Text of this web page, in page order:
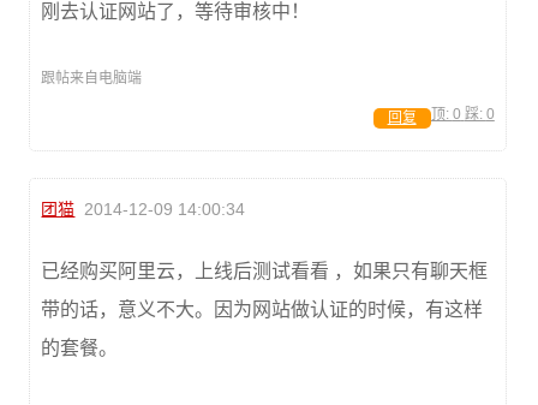
刚去认证网站了，等待审核中！
跟帖来自电脑端
顶: 0 踩: 0
回复
团猫 2014-12-09 14:00:34
已经购买阿里云，上线后测试看看 ，如果只有聊天框
带的话，意义不大。因为网站做认证的时候，有这样
的套餐。